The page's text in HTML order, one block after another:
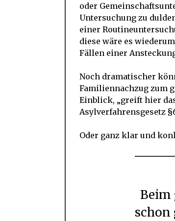
oder
Untersuchung zu
einer
diese wäre es
Fällen einer
Noch dramatischer
Familiennachzug zum
Einblick, „greift hier
Asylverfahrensgesetz
Oder ganz klar und
Beim gesamten Familiennachzug, beim
schon